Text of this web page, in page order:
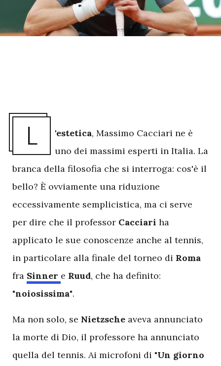
L 'estetica, Massimo Cacciari ne è
uno dei massimi esperti in Italia. La
branca della filosofia che si interroga: cos'è il
bello? È ovviamente una riduzione
eccessivamente semplicistica, ma ci serve
per dire che il professor Cacciari ha
applicato le sue conoscenze anche al tennis,
in particolare alla finale del torneo di Roma
fra Sinner e Ruud, che ha definito:
"noiosissima".
Ma non solo, se Nietzsche aveva annunciato
la morte di Dio, il professore ha annunciato
quella del tennis. Ai microfoni di "Un giorno